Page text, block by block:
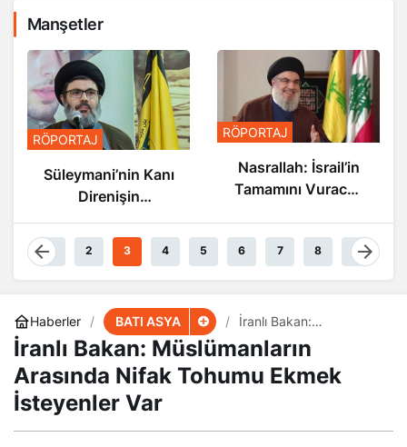
Manşetler
RÖPORTAJ
Süleymani’nin Kanı
Direnişin
Akıyor
RÖPORTAJ
Nasrallah: İsrail’in
Tamamını Vuracak
1 2 3 4 5 6 7 8 9
Haberler BATI ASYA
İranlı Bakan:
Müslümanların Arasında
Nifak Tohumu Ekmek
İsteyenler Var
İranlı Bakan: Müslümanların
Arasında Nifak Tohumu Ekmek
İsteyenler Var